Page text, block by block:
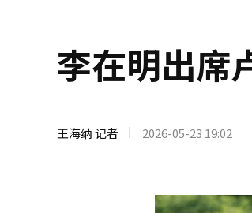
李在明出席
王海纳 记者 2026-05-23 19:02